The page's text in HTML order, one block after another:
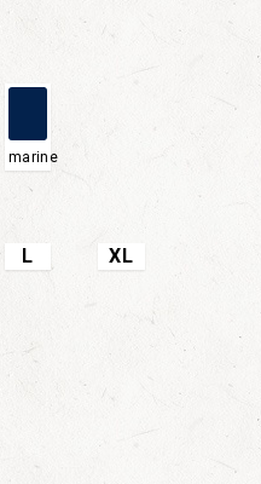
marine
L XL